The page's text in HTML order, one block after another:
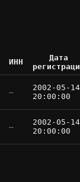
ИНН
Дата
—
2002-05-14
20:00:00
—
2002-05-14
20:00:00